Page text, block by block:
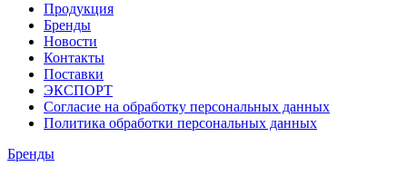
Продукция
Бренды
Новости
Контакты
Поставки
ЭКСПОРТ
Согласие на обработку персональных данных
Политика обработки персональных данных
Бренды